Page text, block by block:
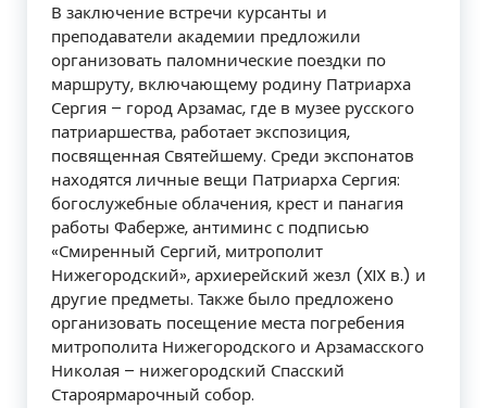
В заключение встречи курсанты и
преподаватели академии предложили
организовать паломнические поездки по
маршруту, включающему родину Патриарха
Сергия – город Арзамас, где в музее русского
патриаршества, работает экспозиция,
посвященная Святейшему. Среди экспонатов
находятся личные вещи Патриарха Сергия:
богослужебные облачения, крест и панагия
работы Фаберже, антиминс с подписью
«Смиренный Сергий, митрополит
Нижегородский», архиерейский жезл (XIX в.) и
другие предметы. Также было предложено
организовать посещение места погребения
митрополита Нижегородского и Арзамасского
Николая – нижегородский Спасский
Староярмарочный собор.